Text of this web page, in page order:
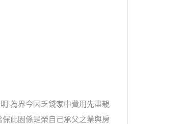
為界今因乏錢家中費用先盡親
此園係是榮自己承父之業與房